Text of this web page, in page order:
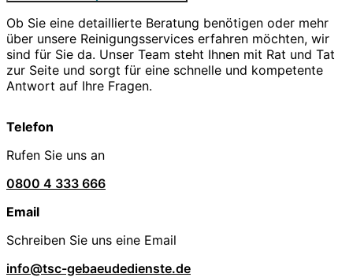
Ob Sie eine detaillierte Beratung benötigen oder mehr
über unsere Reinigungsservices erfahren möchten, wir
sind für Sie da. Unser Team steht Ihnen mit Rat und Tat
zur Seite und sorgt für eine schnelle und kompetente
Antwort auf Ihre Fragen.
Telefon
Rufen Sie uns an
0800 4 333 666
Email
Schreiben Sie uns eine Email
info@tsc-gebaeudedienste.de